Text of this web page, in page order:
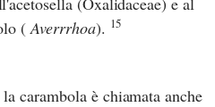
(Averrrhoa). 15
carambola è chiamata anche